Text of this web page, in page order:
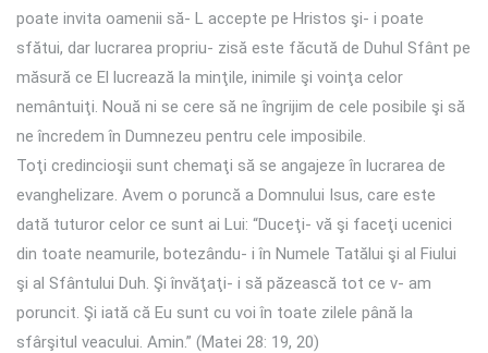
poate invita oamenii să- L accepte pe Hristos şi- i poate
sfătui, dar lucrarea propriu- zisă este făcută de Duhul Sfânt pe
măsură ce El lucrează la minţile, inimile şi voinţa celor
nemântuiţi. Nouă ni se cere să ne îngrijim de cele posibile şi să
ne încredem în Dumnezeu pentru cele imposibile.
Toţi credincioşii sunt chemaţi să se angajeze în lucrarea de
evanghelizare. Avem o poruncă a Domnului Isus, care este
dată tuturor celor ce sunt ai Lui: “Duceţi- vă şi faceţi ucenici
din toate neamurile, botezându- i în Numele Tatălui şi al Fiului
şi al Sfântului Duh. Şi învăţaţi- i să păzească tot ce v- am
poruncit. Şi iată că Eu sunt cu voi în toate zilele până la
sfârşitul veacului. Amin.” (Matei 28: 19, 20)